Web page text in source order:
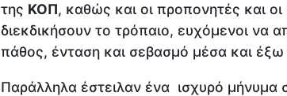
της ΚΟΠ, καθώς και οι προπονητές και
διεκδικήσουν το τρόπαιο, ευχόμενοι να
πάθος, ένταση και σεβασμό μέσα και
Παράλληλα έστειλαν ένα ισχυρό μήνυμα